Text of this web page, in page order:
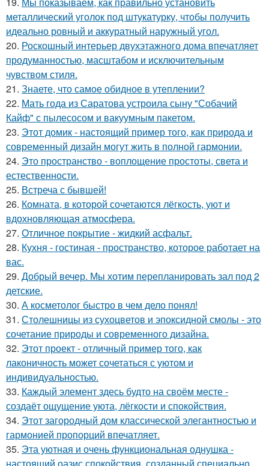
металлический уголок под штукатурку, чтобы получить
идеально ровный и аккуратный наружный угол.
20. Роскошный интерьер двухэтажного дома впечатляет
продуманностью, масштабом и исключительным
чувством стиля.
21. Знаете, что самое обидное в утеплении?
22. Мать года из Саратова устроила сыну "Собачий
Кайф" с пылесосом и вакуумным пакетом.
23. Этот домик - настоящий пример того, как природа и
современный дизайн могут жить в полной гармонии.
24. Это пространство - воплощение простоты, света и
естественности.
25. Встреча с бывшей!
26. Комната, в которой сочетаются лёгкость, уют и
вдохновляющая атмосфера.
27. Отличное покрытие - жидкий асфальт.
28. Кухня - гостиная - пространство, которое работает на
вас.
29. Добрый вечер. Мы хотим перепланировать зал под 2
детские.
30. А косметолог быстро в чем дело понял!
31. Столешницы из сухоцветов и эпоксидной смолы - это
сочетание природы и современного дизайна.
32. Этот проект - отличный пример того, как
лаконичность может сочетаться с уютом и
индивидуальностью.
33. Каждый элемент здесь будто на своём месте -
создаёт ощущение уюта, лёгкости и спокойствия.
34. Этот загородный дом классической элегантностью и
гармонией пропорций впечатляет.
35. Эта уютная и очень функциональная однушка -